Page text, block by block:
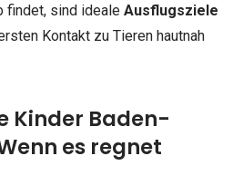
findet, sind ideale Ausflugsziele
Kontakt zu Tieren hautnah
Kinder Baden-
es regnet